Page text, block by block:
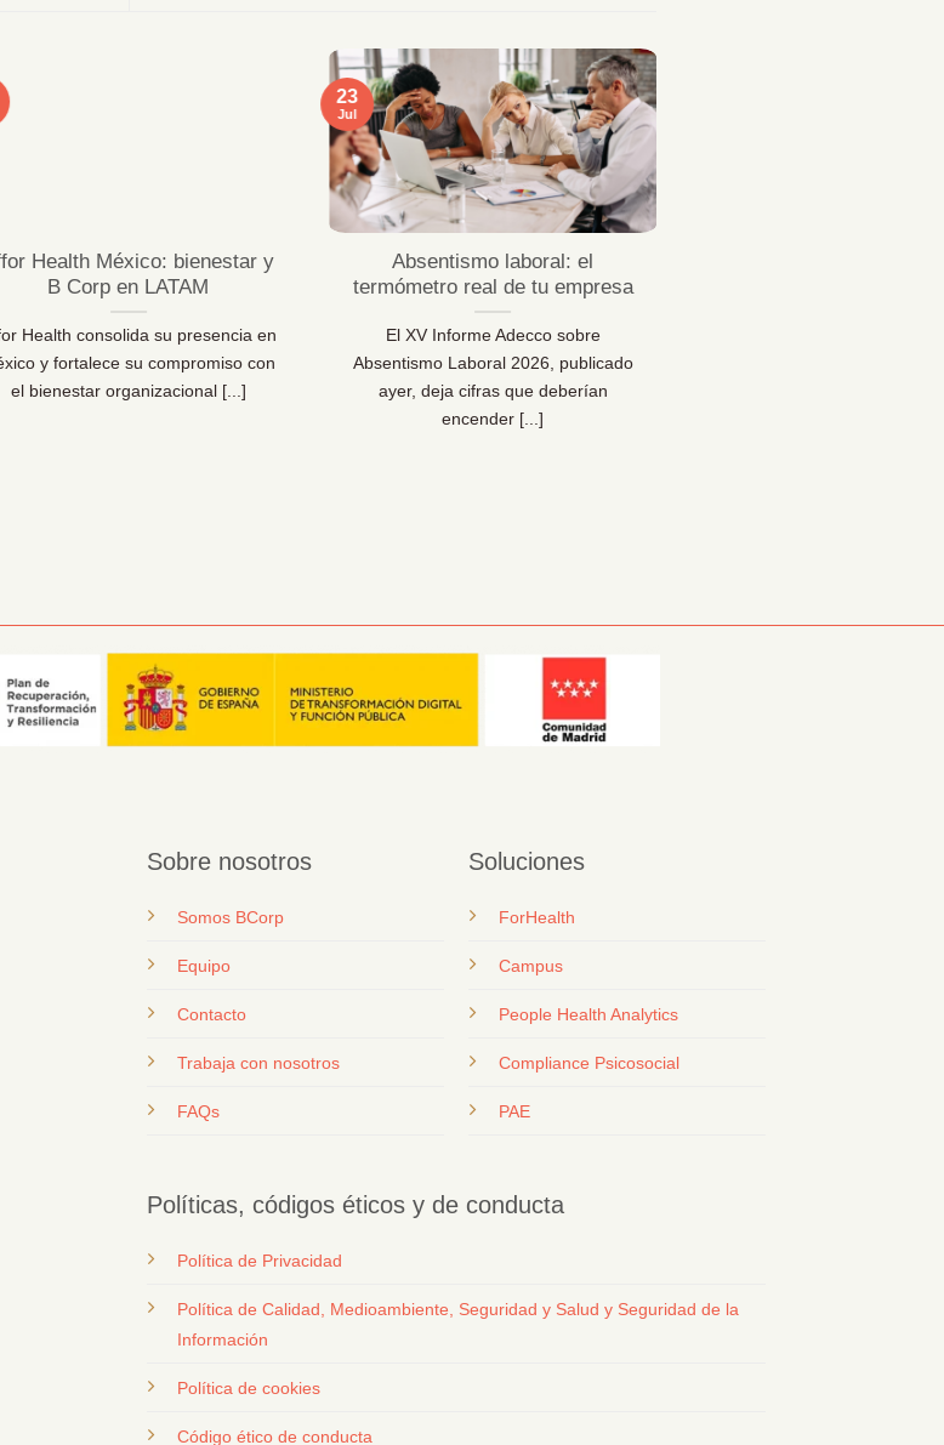
Health México: bienestar y
B Corp en LATAM
Health consolida su presencia en
y fortalece su compromiso con
el bienestar organizacional [...]
Absentismo laboral: el
termómetro real de tu empresa
El XV Informe Adecco sobre
Absentismo Laboral 2026, publicado
ayer, deja cifras que deberían
encender [...]
23
Jul
Sobre nosotros
Somos BCorp
Equipo
Contacto
Trabaja con nosotros
FAQs
Soluciones
ForHealth
Campus
People Health Analytics
Compliance Psicosocial
PAE
Políticas, códigos éticos y de conducta
Política de Privacidad
Política de Calidad, Medioambiente, Seguridad y Salud y Seguridad de la
Información
Política de cookies
Código ético de conducta